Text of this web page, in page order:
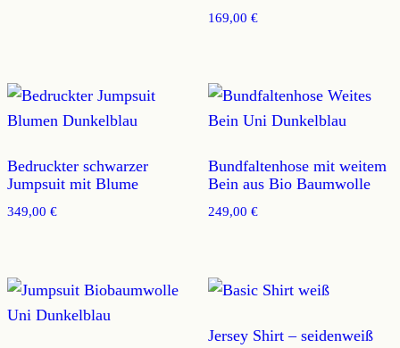
169,00 €
Bedruckter schwarzer
Jumpsuit mit Blume
349,00 €
Bundfaltenhose mit weitem
Bein aus Bio Baumwolle
249,00 €
Jersey Shirt – seidenweiß